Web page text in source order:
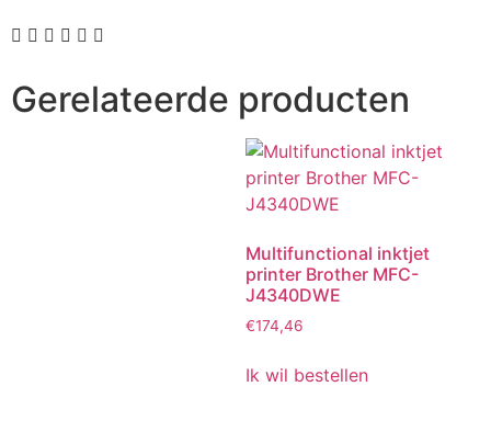
Gerelateerde producten
Multifunctional inktjet
printer Brother MFC-
J4340DWE
€174,46
Ik wil bestellen